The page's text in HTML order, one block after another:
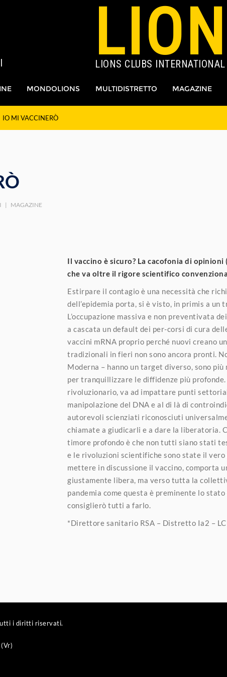
LION
LIONS CLUBS INTERNATIONAL
MONDOLIONS MULTIDISTRETTO MAGAZINE
IO MI VACCINERÒ
| MAGAZINE
Il vaccino è sicuro? La cacofonia di
che va oltre il rigore scientifico
Estirpare il contagio è una necessità che
dell’epidemia porta, si è visto, in primis a
L’occupazione massiva e non preventivata
a cascata un default dei per-corsi di cura
vaccini mRNA proprio perché nuovi creano
tradizionali in fieri non sono ancora pronti.
Moderna – hanno un target diverso, sono
per tranquillizzare le diffidenze più profonde.
rivoluzionario, va ad impattare punti
manipolazione del DNA e al di là di
autorevoli scienziati riconosciuti
chiamate a giudicarli e a dare la liberatoria.
timore profondo è che non tutti siano stati
e le rivoluzioni scientifiche sono state il
mettere in discussione il vaccino, comporta
giustamente libera, ma verso tutta la
pandemia come questa è preminente lo
consiglierò tutti a farlo.
*Direttore sanitario RSA – Distretto Ia2 –
i diritti riservati.